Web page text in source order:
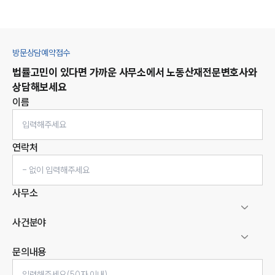
방문상담예약접수
법률고민이 있다면 가까운 사무소에서 노동산재전문변호사와
상담해보세요
이름
연락처
사무소
사건분야
문의내용